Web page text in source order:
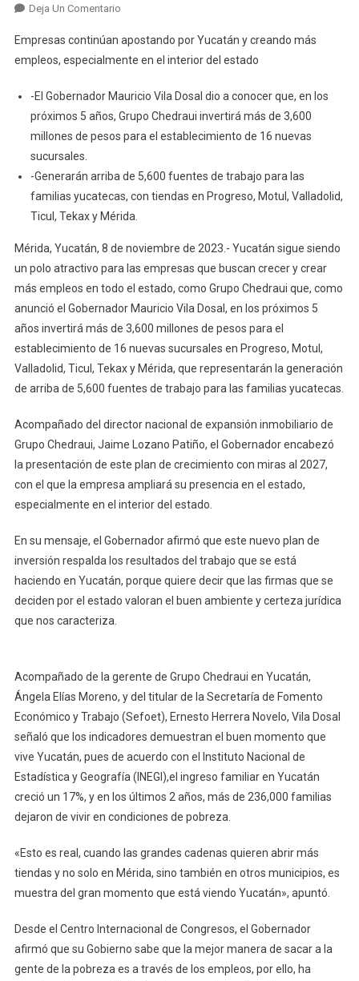
Deja Un ComentarioEn
Empresas continúan apostando por Yucatán y creando más
empleos, especialmente en el interior del estado
-El Gobernador Mauricio Vila Dosal dio a conocer que, en los
próximos 5 años, Grupo Chedraui invertirá más de 3,600
millones de pesos para el establecimiento de 16 nuevas
sucursales.
-Generarán arriba de 5,600 fuentes de trabajo para las
familias yucatecas, con tiendas en Progreso, Motul, Valladolid,
Ticul, Tekax y Mérida.
Mérida, Yucatán, 8 de noviembre de 2023.- Yucatán sigue siendo
un polo atractivo para las empresas que buscan crecer y crear
más empleos en todo el estado, como Grupo Chedraui que, como
anunció el Gobernador Mauricio Vila Dosal, en los próximos 5
años invertirá más de 3,600 millones de pesos para el
establecimiento de 16 nuevas sucursales en Progreso, Motul,
Valladolid, Ticul, Tekax y Mérida, que representarán la generación
de arriba de 5,600 fuentes de trabajo para las familias yucatecas.
Acompañado del director nacional de expansión inmobiliario de
Grupo Chedraui, Jaime Lozano Patiño, el Gobernador encabezó
la presentación de este plan de crecimiento con miras al 2027,
con el que la empresa ampliará su presencia en el estado,
especialmente en el interior del estado.
En su mensaje, el Gobernador afirmó que este nuevo plan de
inversión respalda los resultados del trabajo que se está
haciendo en Yucatán, porque quiere decir que las firmas que se
deciden por el estado valoran el buen ambiente y certeza jurídica
que nos caracteriza.
Acompañado de la gerente de Grupo Chedraui en Yucatán,
Ángela Elías Moreno, y del titular de la Secretaría de Fomento
Económico y Trabajo (Sefoet), Ernesto Herrera Novelo, Vila Dosal
señaló que los indicadores demuestran el buen momento que
vive Yucatán, pues de acuerdo con el Instituto Nacional de
Estadística y Geografía (INEGI),el ingreso familiar en Yucatán
creció un 17%, y en los últimos 2 años, más de 236,000 familias
dejaron de vivir en condiciones de pobreza.
«Esto es real, cuando las grandes cadenas quieren abrir más
tiendas y no solo en Mérida, sino también en otros municipios, es
muestra del gran momento que está viendo Yucatán», apuntó.
Desde el Centro Internacional de Congresos, el Gobernador
afirmó que su Gobierno sabe que la mejor manera de sacar a la
gente de la pobreza es a través de los empleos, por ello, ha